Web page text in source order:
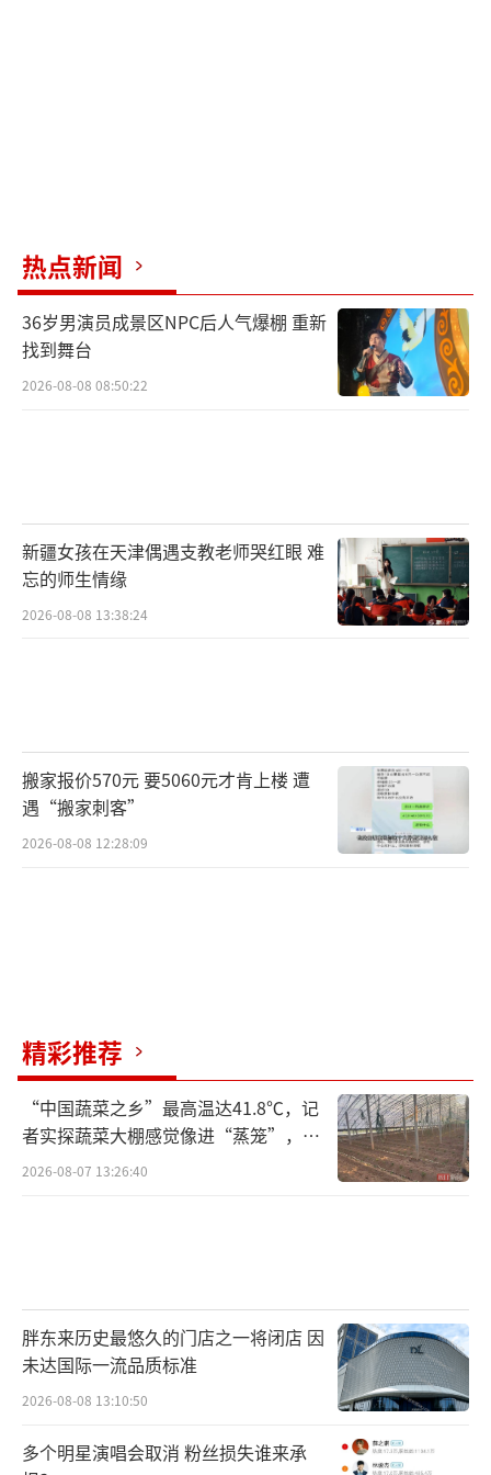
热点新闻
36岁男演员成景区NPC后人气爆棚 重新
找到舞台
2026-08-08 08:50:22
新疆女孩在天津偶遇支教老师哭红眼 难
忘的师生情缘
2026-08-08 13:38:24
搬家报价570元 要5060元才肯上楼 遭
遇“搬家刺客”
2026-08-08 12:28:09
精彩推荐
“中国蔬菜之乡”最高温达41.8℃，记
者实探蔬菜大棚感觉像进“蒸笼”，有
村民称只能凌晨两点起来干活
2026-08-07 13:26:40
胖东来历史最悠久的门店之一将闭店 因
未达国际一流品质标准
2026-08-08 13:10:50
多个明星演唱会取消 粉丝损失谁来承